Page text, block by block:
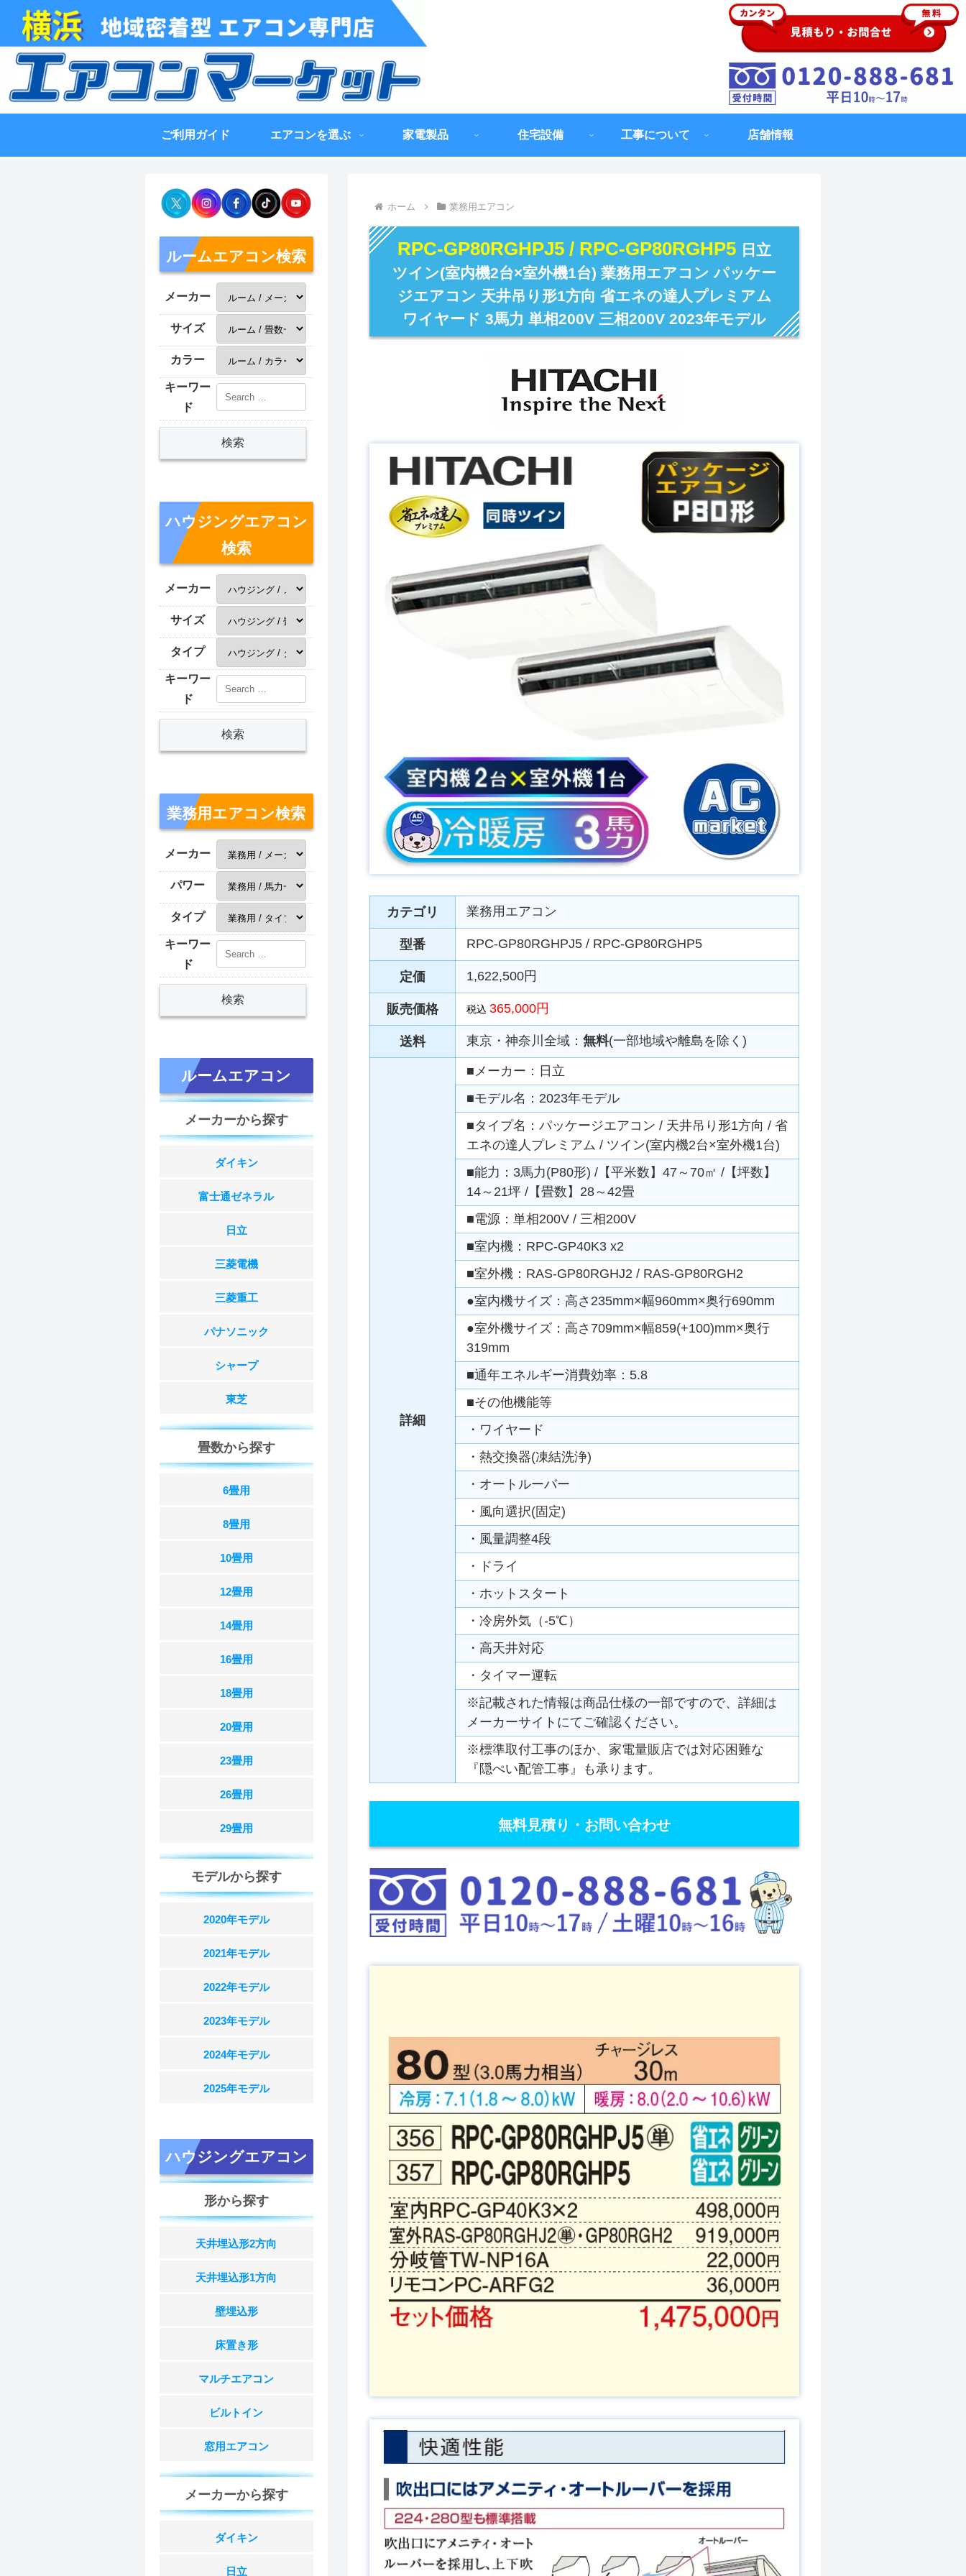
ご利用ガイド エアコンを選ぶ 家電製品 住宅設備 工事について 店舗情報
ホーム 業務用エアコン
RPC-GP80RGHPJ5 / RPC-GP80RGHP5 日立
ツイン(室内機2台×室外機1台) 業務用エアコン パッケー
ジエアコン 天井吊り形1方向 省エネの達人プレミアム
ワイヤード 3馬力 単相200V 三相200V 2023年モデル
カテゴリ 業務用エアコン
型番 RPC-GP80RGHPJ5 / RPC-GP80RGHP5
定価 1,622,500円
販売価格 税込 365,000円
送料 東京・神奈川全域： 無料(一部地域や離島を除く)
詳細
■メーカー：日立
■モデル名：2023年モデル
■タイプ名：パッケージエアコン / 天井吊り形1方向 / 省
エネの達人プレミアム / ツイン(室内機2台×室外機1台)
■能力：3馬力(P80形) /【平米数】47～70㎡ /【坪数】
14～21坪 /【畳数】28～42畳
■電源：単相200V / 三相200V
■室内機：RPC-GP40K3 x2
■室外機：RAS-GP80RGHJ2 / RAS-GP80RGH2
●室内機サイズ：高さ235mm×幅960mm×奥行690mm
●室外機サイズ：高さ709mm×幅859(+100)mm×奥行
319mm
■通年エネルギー消費効率：5.8
■その他機能等
・ワイヤード
・熱交換器(凍結洗浄)
・オートルーバー
・風向選択(固定)
・風量調整4段
・ドライ
・ホットスタート
・冷房外気（-5℃）
・高天井対応
・タイマー運転
※記載された情報は商品仕様の一部ですので、詳細は
メーカーサイトにてご確認ください。
※標準取付工事のほか、家電量販店では対応困難な
『隠ぺい配管工事』も承ります。
無料見積り・お問い合わせ
ルームエアコン検索
メーカー
サイズ
カラー
キーワー
ド
ハウジングエアコン
検索
メーカー
サイズ
タイプ
キーワー
ド
業務用エアコン検索
メーカー
パワー
タイプ
キーワー
ド
ルームエアコン
メーカーから探す
ダイキン
富士通ゼネラル
日立
三菱電機
三菱重工
パナソニック
シャープ
東芝
畳数から探す
6畳用
8畳用
10畳用
12畳用
14畳用
16畳用
18畳用
20畳用
23畳用
26畳用
29畳用
モデルから探す
2020年モデル
2021年モデル
2022年モデル
2023年モデル
2024年モデル
2025年モデル
ハウジングエアコン
形から探す
天井埋込形2方向
天井埋込形1方向
壁埋込形
床置き形
マルチエアコン
ビルトイン
窓用エアコン
メーカーから探す
ダイキン
日立